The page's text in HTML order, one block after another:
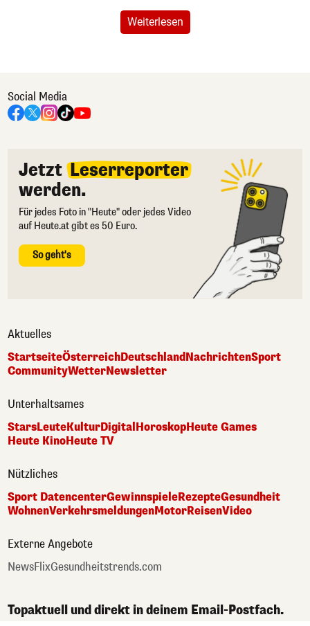
Weiterlesen
Social Media
Jetzt Leserreporter
werden.
Für jedes Foto in "Heute" oder jedes Video
auf Heute.at gibt es 50 Euro.
So geht's
Aktuelles
StartseiteÖsterreichDeutschlandNachrichtenSport
CommunityWetterNewsletter
Unterhaltsames
StarsLeuteKulturDigitalHoroskopHeute Games
Heute KinoHeute TV
Nützliches
Sport DatencenterGewinnspieleRezepteGesundheit
WohnenVerkehrsmeldungenMotorReisenVideo
Externe Angebote
NewsFlixGesundheitstrends.com
Topaktuell und direkt in deinem Email-Postfach.